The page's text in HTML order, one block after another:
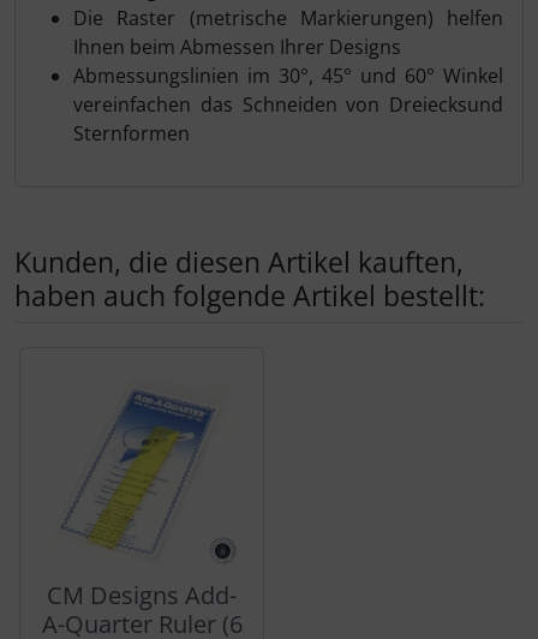
Die Raster (metrische Markierungen) helfen
Ihnen beim Abmessen Ihrer Designs
Abmessungslinien im 30°, 45° und 60° Winkel
vereinfachen das Schneiden von Dreiecksund
Sternformen
Kunden, die diesen Artikel kauften,
haben auch folgende Artikel bestellt:
CM Designs Add-
A-Quarter Ruler (6